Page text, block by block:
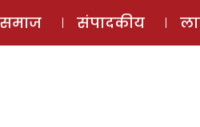
समाज संपादकीय